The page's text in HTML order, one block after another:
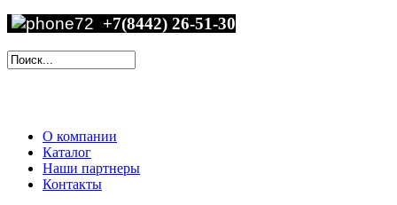
+7(8442) 26-51-30
О компании
Каталог
Наши партнеры
Контакты